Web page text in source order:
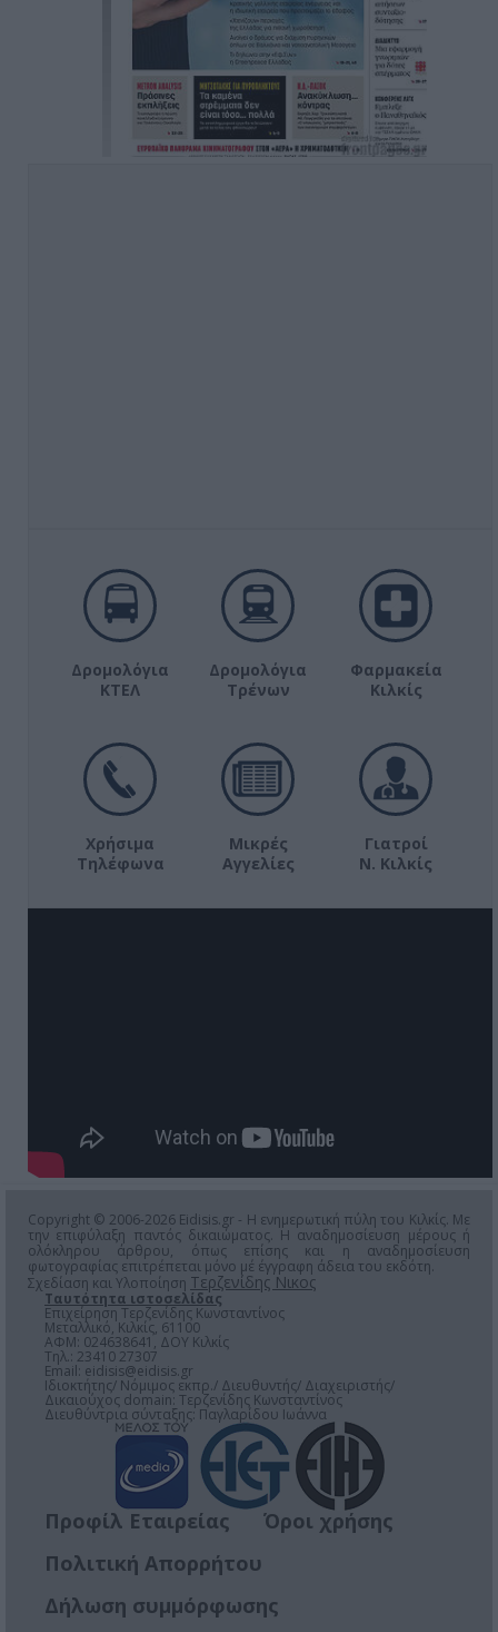
Δρομολόγια
ΚΤΕΛ
Δρομολόγια
Τρένων
Φαρμακεία
Κιλκίς
Χρήσιμα
Τηλέφωνα
Μικρές
Αγγελίες
Γιατροί
Ν. Κιλκίς
Copyright © 2006-2026 Eidisis.gr - Η ενημερωτική πύλη του Κιλκίς. Με
την επιφύλαξη παντός δικαιώματος. Η αναδημοσίευση μέρους ή
ολόκληρου άρθρου, όπως επίσης και η αναδημοσίευση
φωτογραφίας επιτρέπεται μόνο μέ έγγραφη άδεια του εκδότη.
Σχεδίαση και Υλοποίηση Τερζενίδης Νικος
Ταυτότητα ιστοσελίδας
Επιχείρηση Τερζενίδης Κωνσταντίνος
Μεταλλικό, Κιλκίς, 61100
ΑΦΜ: 024638641, ΔΟΥ Κιλκίς
Τηλ.: 23410 27307
Email: eidisis@eidisis.gr
Ιδιοκτήτης/ Νόμιμος εκπρ./ Διευθυντής/ Διαχειριστής/
Δικαιούχος domain: Τερζενίδης Κωνσταντίνος
Διευθύντρια σύνταξης: Παγλαρίδου Ιωάννα
Προφίλ Εταιρείας
Όροι χρήσης
Πολιτική Απορρήτου
Δήλωση συμμόρφωσης